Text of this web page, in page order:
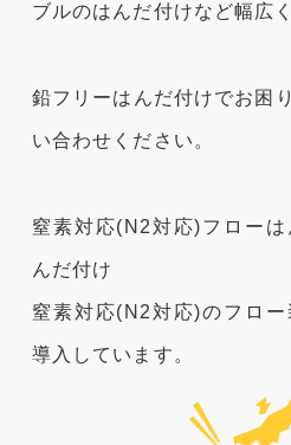
ブルのはんだ付けなど幅広
鉛フリーはんだ付けでお困
い合わせください。
窒素対応(N2対応)フロー
んだ付け
窒素対応(N2対応)のフロ
導入しています。